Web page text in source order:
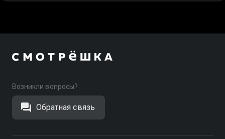
Возникли вопросы?
Обратная связь